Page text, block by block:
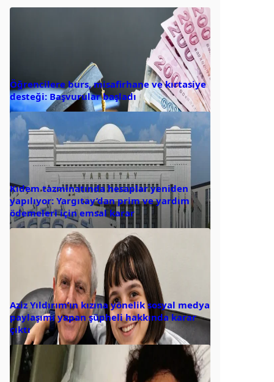
Öğrencilere burs, misafirhane ve kırtasiye
desteği: Başvurular başladı
Kıdem tazminatında hesaplar yeniden
yapılıyor: Yargıtay’dan prim ve yardım
ödemeleri için emsal karar
Aziz Yıldırım’ın kızına yönelik sosyal medya
paylaşımı yapan şüpheli hakkında karar
çıktı